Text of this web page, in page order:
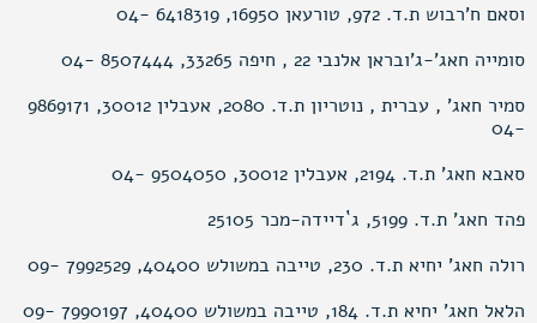
וסאם ח’רבוש ת.ד. 972, טורעאן 16950, 6418319 -04
סומייה חאג’-ג’ובראן אלנבי 22 , חיפה 33265, 8507444 -04
סמיר חאג’ , עברית , נוטריון ת.ד. 2080, אעבלין 30012, 9869171
-04
סאבא חאג’ ת.ד. 2194, אעבלין 30012, 9504050 -04
פהד חאג’ ת.ד. 5199, ג`דיידה-מכר 25105
רולה חאג’ יחיא ת.ד. 230, טייבה במשולש 40400, 7992529 -09
הלאל חאג’ יחיא ת.ד. 184, טייבה במשולש 40400, 7990197 -09